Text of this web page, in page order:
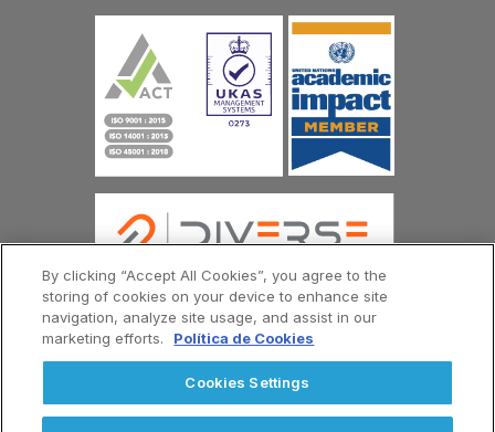
© Copyright Universidad Europea del Atlántico 2026
Menú
Contáctenos
Términos y Condiciones
By clicking “Accept All Cookies”, you agree to the
storing of cookies on your device to enhance site
navigation, analyze site usage, and assist in our
marketing efforts.
Política de Cookies
Cookies Settings